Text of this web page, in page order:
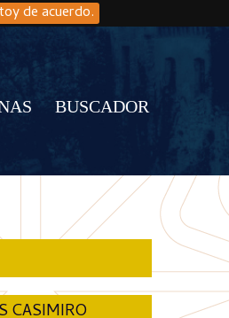
de acuerdo.
BUSCADOR
CASIMIRO